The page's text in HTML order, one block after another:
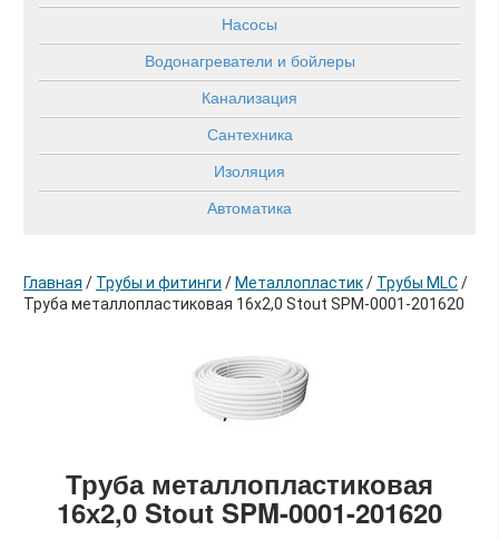
Насосы
Водонагреватели и бойлеры
Канализация
Сантехника
Изоляция
Автоматика
Главная / Трубы и фитинги / Металлопластик/ Трубы MLC/
Труба металлопластиковая 16х2,0 Stout SPM-0001-201620
Труба металлопластиковая
16х2,0 Stout SPM-0001-201620
в корзину